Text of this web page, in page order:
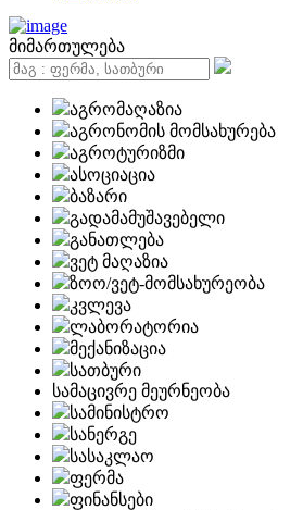
მიმართულება
აგრომაღაზია
აგრონომის მომსახურება
აგროტურიზმი
ასოციაცია
ბაზარი
გადამამუშავებელი
განათლება
ვეტ მაღაზია
ზოო/ვეტ-მომსახურეობა
კვლევა
ლაბორატორია
მექანიზაცია
სათბური
სამაცივრე მეურნეობა
სამინისტრო
სანერგე
სასაკლაო
ფერმა
ფინანსები